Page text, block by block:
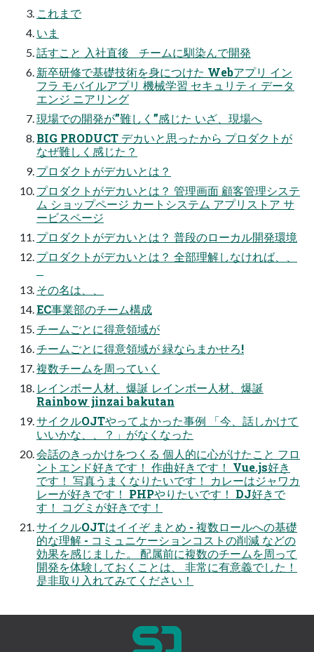
これまで
いま
話すこと 入社直後 チームに馴染んで開発
新卒研修で基礎技術を身につけた Webアプリ イン
フラ モバイルアプリ 機械学習 セキュリティ データ
エンジ ニアリング
現場での開発が”難しく”感じた いざ、現場へ
BIG PRODUCT デカいと思ったから プロダクトが
なぜ難しく感じた？
プロダクトがデカいとは？
プロダクトがデカいとは？ 管理画面 顧客管理システ
ム ショップページ カートシステム アプリストア サ
ービスページ
プロダクトがデカいとは？ 普段のローカル開発環境
プロダクトがデカいとは？ 全部理解しなければ、、
その名は、、
EC事業部のチーム構成
チームごとに得意領域が
チームごとに得意領域が 緑ならまかせろ!
複数チームを周っていく
レインボー人材、爆誕 レインボー人材、爆誕
Rainbow jinzai bakutan
サイクルOJTやってよかった事例 「今、話しかけて
いいかな、、？」がなくなった
会話のきっかけをつくる 個人的に心がけたこと フロ
ントエンド好きです！ 作曲好きです！ Vue.js好き
です！ 写真うまくなりたいです！ カレーはジャワカ
レーが好きです！ PHPやりたいです！ DJ好きで
す！ コグミが好きです！
サイクルOJTはイイぞ まとめ - 複数ロールへの基礎
的な理解 - コミュニケーションコストの削減 などの
効果を感じました。 配属前に複数のチームを周って
開発を体験しておくことは、 非常に有意義でした！
是非取り入れてみてください！